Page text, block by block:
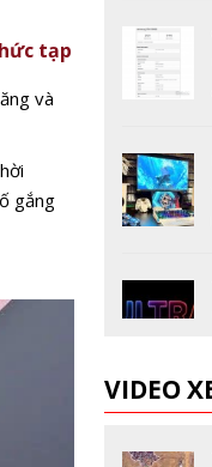
tạp
và
gắng
VIDEO